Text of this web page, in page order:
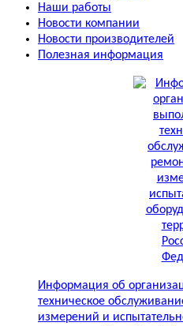
Наши работы
Новости компании
Новости производителей
Полезная информация
Информация об
техническое
измерений и